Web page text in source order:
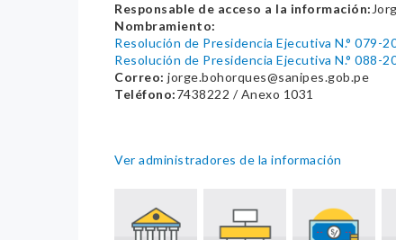
Responsable de acceso a la información:
Nombramiento:
Resolución de Presidencia Ejecutiva N.° 079-
Resolución de Presidencia Ejecutiva N.° 088-
Correo: jorge.bohorques@sanipes.gob.pe
Teléfono:7438222 / Anexo 1031
Ver administradores de la información